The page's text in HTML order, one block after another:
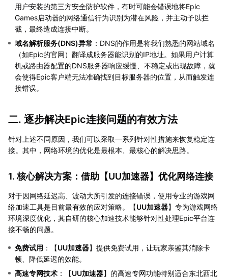
用户安装的第三方安全防护软件，有时可能会错误地将Epic
Games启动器的网络通信行为识别为潜在风险，并主动予以拦
截，最终造成连接中断。
域名解析服务(DNS)异常 ：DNS的作用是将我们熟悉的网站域名
（如Epic的官网）翻译成服务器能识别的IP地址。如果用户计算
机或路由器配置的DNS服务器响应缓慢、不稳定或出现故障，就
会使得Epic客户端无法准确找到目标服务器的位置，从而触发连
接错误。
二. 逐步解决Epic连接问题的有效方法
针对上述不同原因，我们可以采取一系列针对性措施来恢复稳定连
接。其中，网络环境的优化是最根本、最核心的解决思路。
1. 核心解决方案：借助【UU加速器】优化网络连接
对于因网络延迟高、波动大所引发的连接错误，使用专业的游戏网
络加速工具是目前最有效的应对策略。【UU加速器】专为游戏网络
环境深度优化，其自研的核心加速技术能够针对性处理Epic平台连
接不畅的问题。
免费试用 ：【UU加速器】提供免费试用，让玩家亲鉴其消除卡
顿、降低延迟的效能。
高速专网技术 ：【UU加速器】的高速专网功能特别适合东北西北